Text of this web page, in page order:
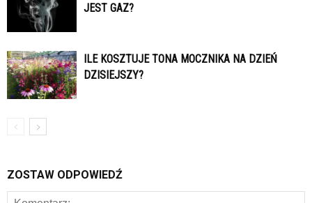
JEST GAZ?
ILE KOSZTUJE TONA MOCZNIKA NA DZIEŃ
DZISIEJSZY?
ZOSTAW ODPOWIEDŹ